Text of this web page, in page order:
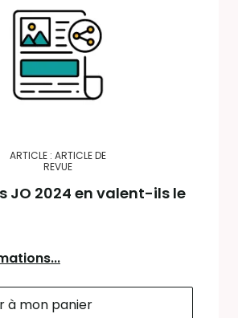
ARTICLE : ARTICLE DE
REVUE
JO 2024 en valent-ils le
à mon panier